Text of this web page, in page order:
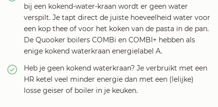
bij een kokend-water-kraan wordt er geen water
verspilt. Je tapt direct de juiste hoeveelheid water voor
een kop thee of voor het koken van de pasta in de pan.
De Quooker boilers COMBi en COMBI+ hebben als
enige kokend waterkraan energielabel A.
Heb je geen kokend waterkraan? Je verbruikt met een
HR ketel veel minder energie dan met een (lelijke)
losse geiser of boiler in je keuken.